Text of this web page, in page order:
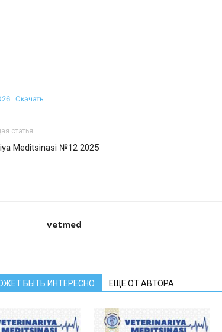
Скачать
статья
Meditsinasi №12 2025
vetmed
БЫТЬ ИНТЕРЕСНО ЕЩЕ ОТ АВТОРА